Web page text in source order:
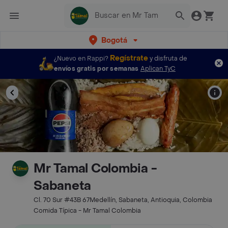
Bogotá
¿Nuevo en Rappi? Regístratey disfruta de
envíos gratis por semanas Aplican TyC
Mr Tamal Colombia -
Sabaneta
Cl. 70 Sur #43B 67Medellín, Sabaneta, Antioquia, Colombia
Comida Típica - Mr Tamal Colombia